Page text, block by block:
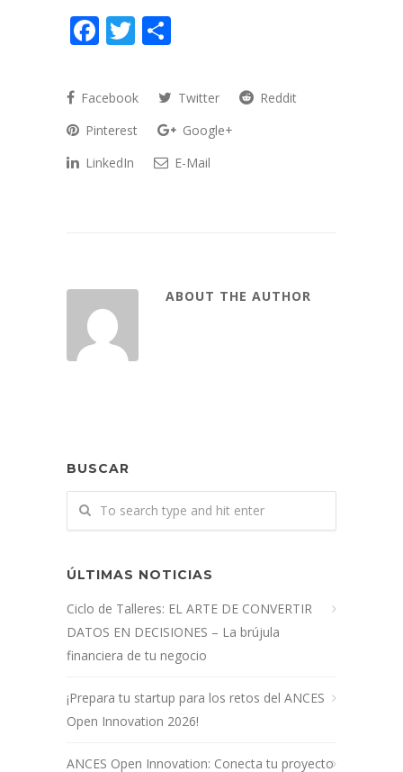
Facebook
Twitter
Facebook Twitter
Reddit
Pinterest
Google+
LinkedIn
E-Mail
ABOUT THE AUTHOR
BUSCAR
ÚLTIMAS NOTICIAS
Ciclo de Talleres: EL ARTE DE CONVERTIR
DATOS EN DECISIONES – La brújula
financiera de tu negocio
¡Prepara tu startup para los retos del ANCES
Open Innovation 2026!
ANCES Open Innovation: Conecta tu proyecto